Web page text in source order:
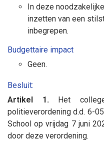
In deze
inzetten van een
inbegrepen.
Budgettaire impact
Geen.
Besluit:
Artikel 1. Het
politieverordening d.d. 6-
School op vrijdag 7 juni
door deze verordening.